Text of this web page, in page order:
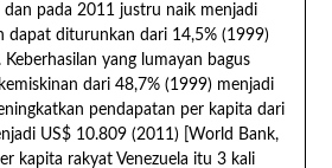
dan pada 2011 justru naik menjadi
dapat diturunkan dari 14,5% (1999)
yang lumayan bagus
dari 48,7% (1999) menjadi
pendapatan per kapita dari
US$ 10.809 (2011) [World Bank,
kapita rakyat Venezuela itu 3 kali